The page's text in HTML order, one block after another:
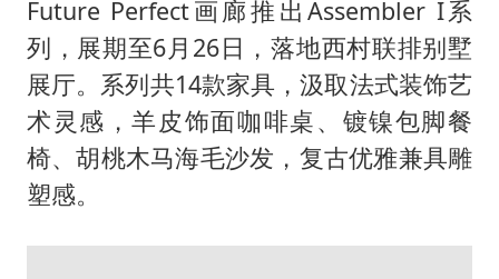
Future Perfect画廊推出Assembler I系
列，展期至6月26日，落地西村联排别墅
展厅。系列共14款家具，汲取法式装饰艺
术灵感，羊皮饰面咖啡桌、镀镍包脚餐
椅、胡桃木马海毛沙发，复古优雅兼具雕
塑感。